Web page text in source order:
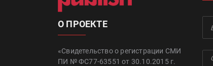
О ПРОЕКТЕ
«Свидетельство о регистрации СМИ
ПИ № ФС77-63551 от 30.10.2015 г.